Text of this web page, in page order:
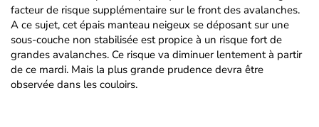
facteur de risque supplémentaire sur le front des avalanches.
A ce sujet, cet épais manteau neigeux se déposant sur une
sous-couche non stabilisée est propice à un risque fort de
grandes avalanches. Ce risque va diminuer lentement à partir
de ce mardi. Mais la plus grande prudence devra être
observée dans les couloirs.